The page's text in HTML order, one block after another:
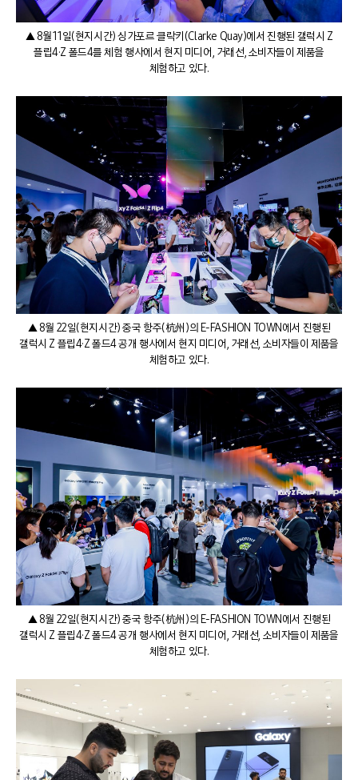
▲ 8월 11일(현지시간) 싱가포르 클락키(Clarke Quay)에서 진행된 갤럭시 Z
플립4·Z 폴드4를 체험 행사에서 현지 미디어, 거래선, 소비자들이 제품을
체험하고 있다.
▲ 8월 22일(현지시간) 중국 항주(杭州)의 E-FASHION TOWN에서 진행된
갤럭시 Z 플립4·Z 폴드4 공개 행사에서 현지 미디어, 거래선, 소비자들이 제품을
체험하고 있다.
▲ 8월 22일(현지시간) 중국 항주(杭州)의 E-FASHION TOWN에서 진행된
갤럭시 Z 플립4·Z 폴드4 공개 행사에서 현지 미디어, 거래선, 소비자들이 제품을
체험하고 있다.